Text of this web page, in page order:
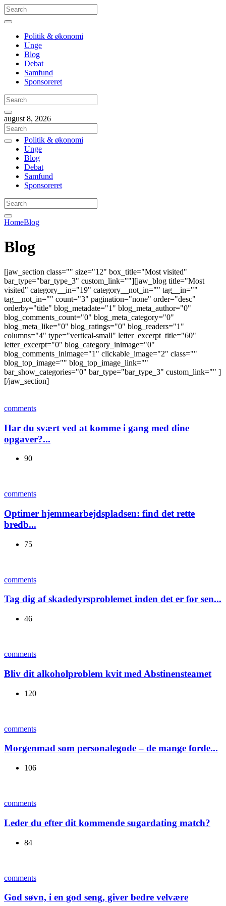
Politik & økonomi
Unge
Blog
Debat
Samfund
Sponsoreret
august 8, 2026
Politik & økonomi
Unge
Blog
Debat
Samfund
Sponsoreret
HomeBlog
Blog
[jaw_section class="" size="12" box_title="Most visited"
bar_type="bar_type_3" custom_link=""][jaw_blog title="Most
visited" category__in="19" category__not_in="" tag__in=""
tag__not_in="" count="3" pagination="none" order="desc"
orderby="title" blog_metadate="1" blog_meta_author="0"
blog_comments_count="0" blog_meta_category="0"
blog_meta_like="0" blog_ratings="0" blog_readers="1"
columns="4" type="vertical-small" letter_excerpt_title="60"
letter_excerpt="0" blog_category_inimage="0"
blog_comments_inimage="1" clickable_image="2" class=""
blog_top_image="" blog_top_image_link=""
bar_show_categories="0" bar_type="bar_type_3" custom_link="" ]
[/jaw_section]
comments
Har du svært ved at komme i gang med dine
opgaver?...
90
comments
Optimer hjemmearbejdspladsen: find det rette
bredb...
75
comments
Tag dig af skadedyrsproblemet inden det er for sen...
46
comments
Bliv dit alkoholproblem kvit med Abstinensteamet
120
comments
Morgenmad som personalegode – de mange forde...
106
comments
Leder du efter dit kommende sugardating match?
84
comments
God søvn, i en god seng, giver bedre velvære